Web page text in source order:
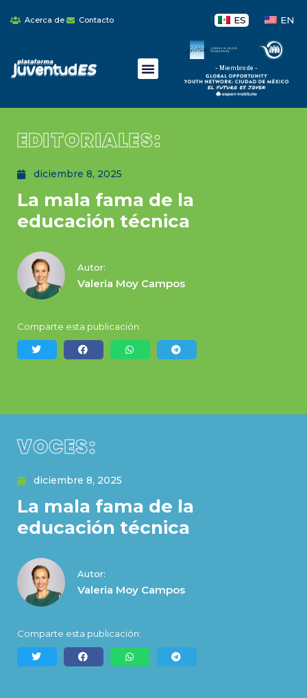
Acerca de Contacto ES EN
- Miembro de -
EDITORIALES:
diciembre 8, 2025
La mala fama de la
educación técnica
Autor:
Valeria Moy Campos
Comparte esta publicación:
VOCES:
diciembre 8, 2025
La mala fama de la
educación técnica
Autor:
Valeria Moy Campos
Comparte esta publicación: